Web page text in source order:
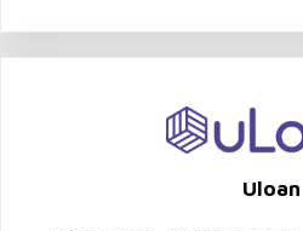
Uloan